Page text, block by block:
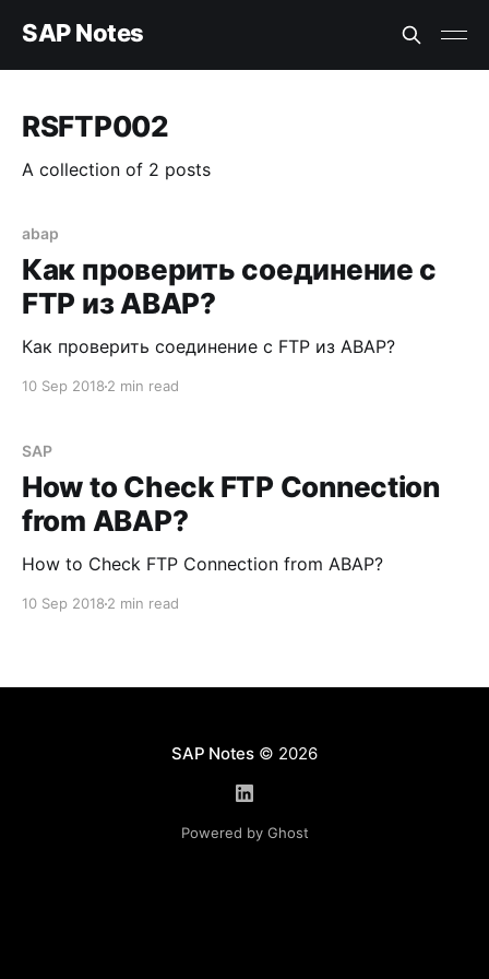
SAP Notes
RSFTP002
A collection of 2 posts
abap
Как проверить соединение с
FTP из ABAP?
Как проверить соединение с FTP из ABAP?
10 Sep 2018 2 min read
SAP
How to Check FTP Connection
from ABAP?
How to Check FTP Connection from ABAP?
10 Sep 2018 2 min read
SAP Notes© 2026
Powered by Ghost